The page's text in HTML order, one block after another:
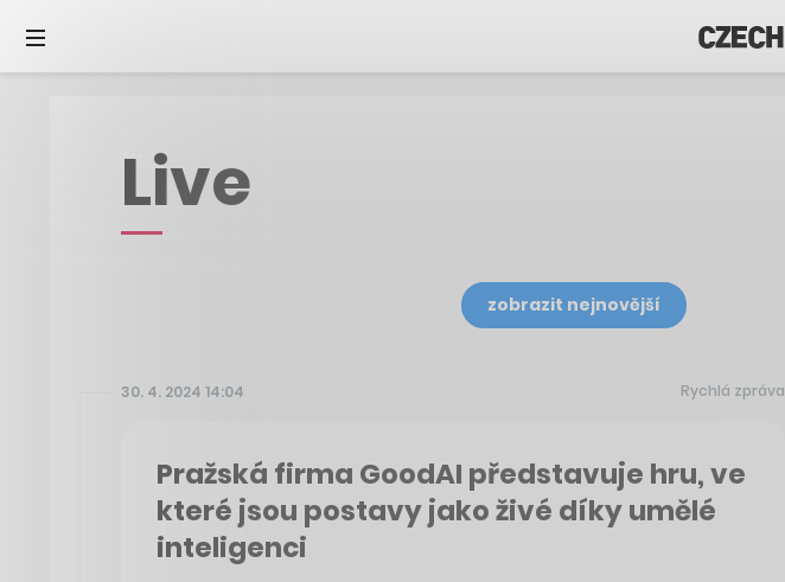
Live
zobrazit nejnovější
30. 4. 2024 14:04 Rychlá zpráva
Pražská firma GoodAI představuje hru, ve
které jsou postavy jako živé díky umělé
inteligenci